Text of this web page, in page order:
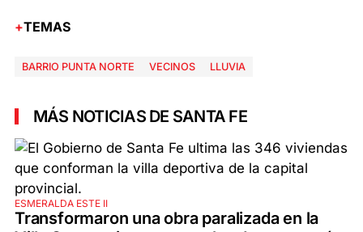
TEMAS
BARRIO PUNTA NORTE VECINOS LLUVIA
MÁS NOTICIAS DE SANTA FE
ESMERALDA ESTE II
Transformaron una obra paralizada en la